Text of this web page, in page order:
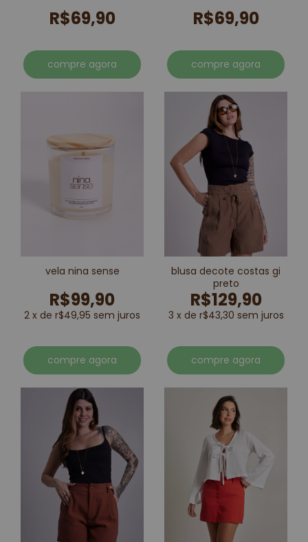
R$69,90
compre agora
R$69,90
compre agora
vela nina sense
R$99,90
2 x de r$49,95 sem juros
compre agora
blusa decote costas gi
preto
R$129,90
3 x de r$43,30 sem juros
compre agora